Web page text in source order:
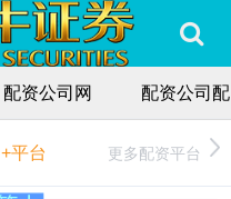
配资公司网 配资公司
+平台 更多配资平台